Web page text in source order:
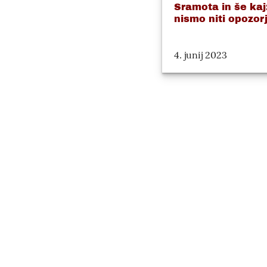
Sramota in še
nismo niti
4. junij 2023